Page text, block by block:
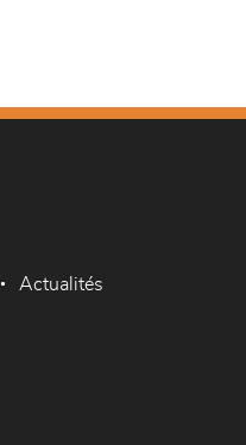
Actualités